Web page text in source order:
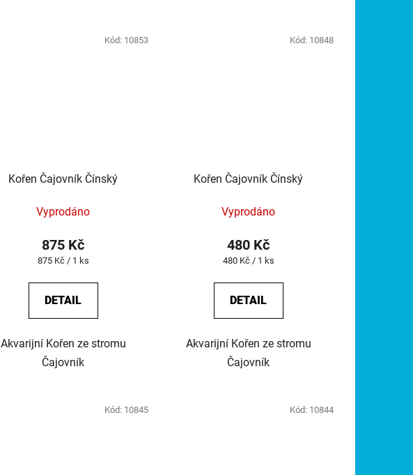
Kořen Čajovník Čínský
Vyprodáno
875 Kč
Měrná
875 Kč / 1 ks
DETAIL
Akvarijní Kořen ze stromu
Čajovník
Kód: 10853
Kořen Čajovník Čínský
Vyprodáno
480 Kč
Měrná
480 Kč / 1 ks
DETAIL
Akvarijní Kořen ze stromu
Čajovník
Kód: 10848
Kód: 10845 Kód: 10844